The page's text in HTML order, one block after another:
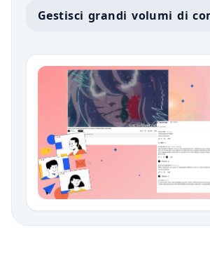
Gestisci grandi volumi di